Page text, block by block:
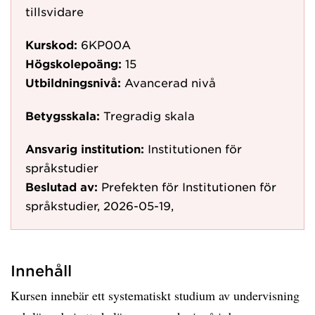
tillsvidare
Kurskod: 6KP00A
Högskolepoäng: 15
Utbildningsnivå: Avancerad nivå
Betygsskala: Tregradig skala
Ansvarig institution: Institutionen för
språkstudier
Beslutad av: Prefekten för Institutionen för
språkstudier, 2026-05-19,
Innehåll
Kursen innebär ett systematiskt studium av undervisning